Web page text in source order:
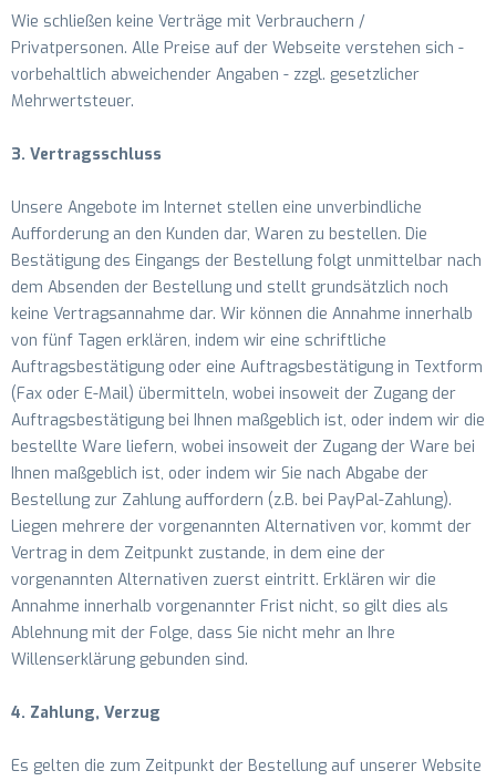
Wie schließen keine Verträge mit Verbrauchern /
Privatpersonen. Alle Preise auf der Webseite verstehen sich -
vorbehaltlich abweichender Angaben - zzgl. gesetzlicher
Mehrwertsteuer.
3. Vertragsschluss
Unsere Angebote im Internet stellen eine unverbindliche
Aufforderung an den Kunden dar, Waren zu bestellen. Die
Bestätigung des Eingangs der Bestellung folgt unmittelbar nach
dem Absenden der Bestellung und stellt grundsätzlich noch
keine Vertragsannahme dar. Wir können die Annahme innerhalb
von fünf Tagen erklären, indem wir eine schriftliche
Auftragsbestätigung oder eine Auftragsbestätigung in Textform
(Fax oder E-Mail) übermitteln, wobei insoweit der Zugang der
Auftragsbestätigung bei Ihnen maßgeblich ist, oder indem wir die
bestellte Ware liefern, wobei insoweit der Zugang der Ware bei
Ihnen maßgeblich ist, oder indem wir Sie nach Abgabe der
Bestellung zur Zahlung auffordern (z.B. bei PayPal-Zahlung).
Liegen mehrere der vorgenannten Alternativen vor, kommt der
Vertrag in dem Zeitpunkt zustande, in dem eine der
vorgenannten Alternativen zuerst eintritt. Erklären wir die
Annahme innerhalb vorgenannter Frist nicht, so gilt dies als
Ablehnung mit der Folge, dass Sie nicht mehr an Ihre
Willenserklärung gebunden sind.
4. Zahlung, Verzug
Es gelten die zum Zeitpunkt der Bestellung auf unserer Website